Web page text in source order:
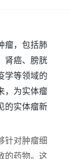
期调节剂
物包括
乳腺癌、卵
作用。DNA
干扰肿瘤细
疗的敏感性
抑制剂
些新型化
瘤，包括肺
肾癌、膀胱
学等领域的
，为实体瘤
的实体瘤新
针对肿瘤细
的药物。这